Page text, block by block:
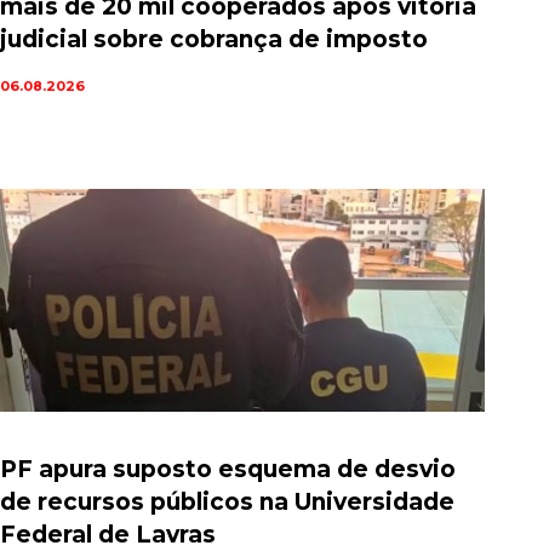
mais de 20 mil cooperados após vitória
judicial sobre cobrança de imposto
06.08.2026
PF apura suposto esquema de desvio
de recursos públicos na Universidade
Federal de Lavras